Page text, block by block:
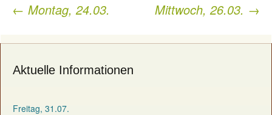
Post
← Montag, 24.03. Mittwoch, 26.03. →
Aktuelle Informationen
Freitag, 31.07.